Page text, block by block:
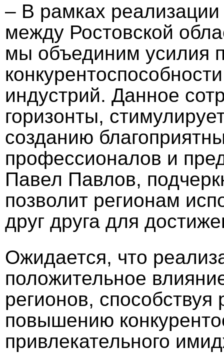
– В рамках реализации
между Ростовской
мы объединим усилия
индустрий. Данное
горизонты,
созданию
профессионалов и
Павел Павлов,
позволит регионам
друг друга для
Ожидается, что
положительное
регионов,
повышению
привлекательного